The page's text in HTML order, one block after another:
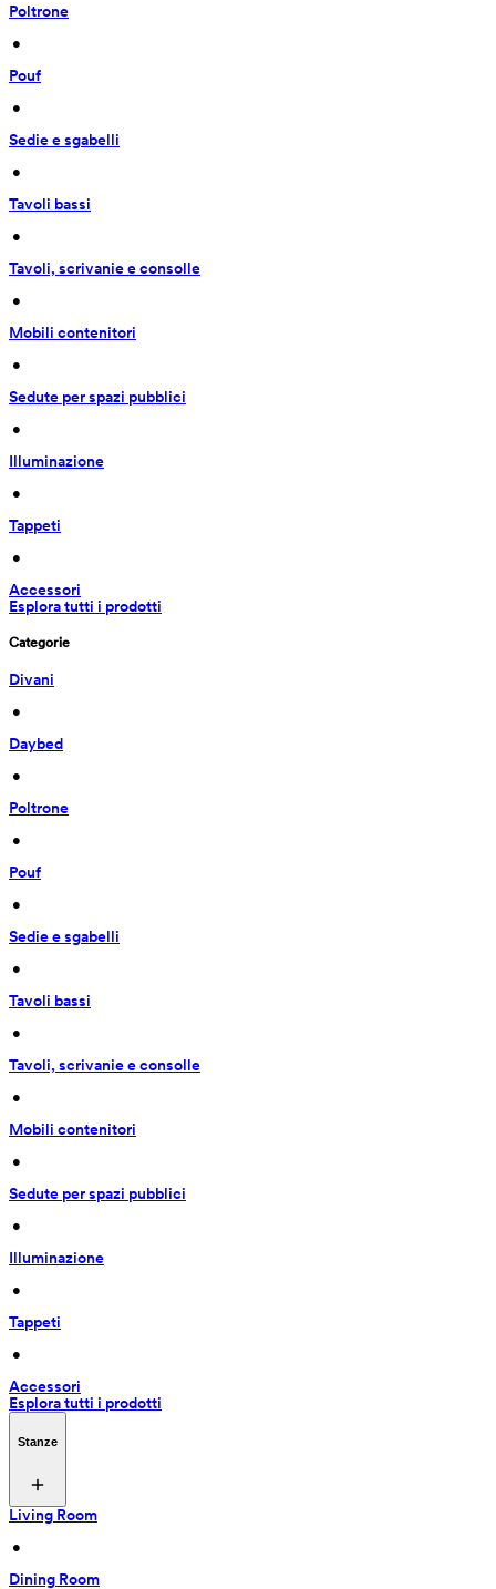
Poltrone
•
Pouf
•
Sedie e sgabelli
•
Tavoli bassi
•
Tavoli, scrivanie e consolle
•
Mobili contenitori
•
Sedute per spazi pubblici
•
Illuminazione
•
Tappeti
•
Accessori
Esplora tutti i prodotti
Categorie
Divani
•
Daybed
•
Poltrone
•
Pouf
•
Sedie e sgabelli
•
Tavoli bassi
•
Tavoli, scrivanie e consolle
•
Mobili contenitori
•
Sedute per spazi pubblici
•
Illuminazione
•
Tappeti
•
Accessori
Esplora tutti i prodotti
Stanze
Living Room
•
Dining Room